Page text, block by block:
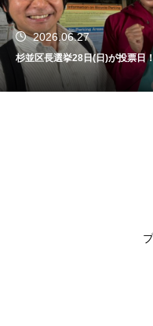
2026.06.27
杉並区長選挙28日(日)が投票日